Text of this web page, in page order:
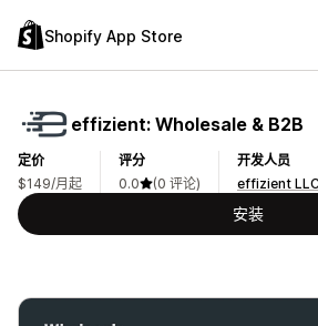
Shopify App Store
effizient: Wholesale & B2B
定价
$149/月起
评分
0.0
(0 评论)
开发人员
effizient
安装